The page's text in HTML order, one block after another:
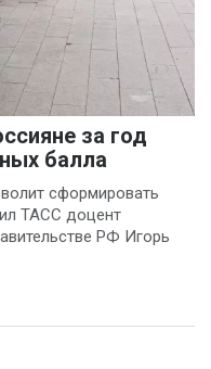
за год
балла
сформировать
ТАСС доцент
РФ Игорь